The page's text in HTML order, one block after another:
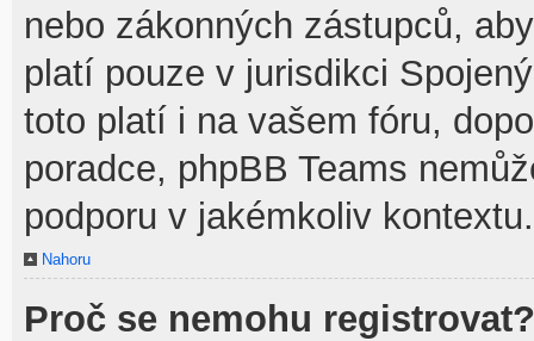
nebo zákonných zástupců,
platí pouze v jurisdikci
toto platí i na vašem fóru,
poradce, phpBB Teams
podporu v jakémkoliv kontextu.
Nahoru
Proč se nemohu registrovat?